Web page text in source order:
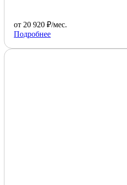
от 20 920 ₽/мес.
Подробнее